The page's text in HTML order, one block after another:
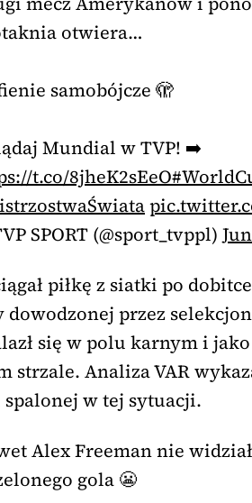
otwiera…
samobójcze 🫣
Mundial w TVP! ➡️
t.co/8jheK2sEeO
SPORT (@sport_tvppl)
piłkę z siatki po
dowodzonej przez
się w polu karnym i
strzale. Analiza VAR
spalonej w tej sytuacji.
Alex Freeman nie
gola 😬